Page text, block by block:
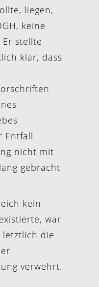
liegen,
keine
stellte
klar, dass
Entfall
nicht mit
gebracht
kein
war
die
verwehrt.